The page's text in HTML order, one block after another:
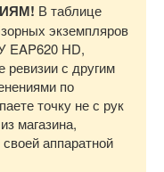
В таблице
экземпляров
EAP620 HD,
ревизии с другим
по
точку не с рук
магазина,
аппаратной